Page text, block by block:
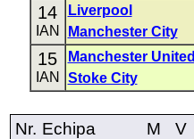
14
IAN
Liverpool
Manchester City
15
IAN
Manchester United
Stoke City
Nr. Echipa M V